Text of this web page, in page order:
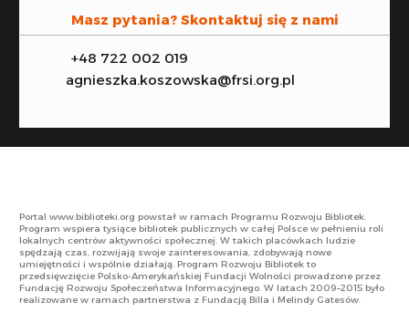
Masz pytania? Skontaktuj się z nami
+48 722 002 019
agnieszka.koszowska@frsi.org.pl
Portal www.biblioteki.org powstał w ramach Programu Rozwoju Bibliotek.
Program wspiera tysiące bibliotek publicznych w całej Polsce w pełnieniu roli
lokalnych centrów aktywności społecznej. W takich placówkach ludzie
spędzają czas, rozwijają swoje zainteresowania, zdobywają nowe
umiejętności i wspólnie działają. Program Rozwoju Bibliotek to
przedsięwzięcie Polsko-Amerykańskiej Fundacji Wolności prowadzone przez
Fundację Rozwoju Społeczeństwa Informacyjnego. W latach 2009–2015 było
realizowane w ramach partnerstwa z Fundacją Billa i Melindy Gatesów.